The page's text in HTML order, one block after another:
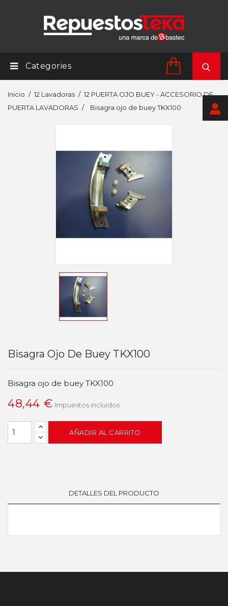
Categories
Inicio 12 Lavadoras
12 PUERTA OJO BUEY - ACCESORIO DE
PUERTA LAVADORAS
Bisagra ojo de buey TKX100
Bisagra Ojo De Buey TKX100
Bisagra ojo de buey TKX100
48,44 € Impuestos incluidos
AÑADIR AL CARRITO
DETALLES DEL PRODUCTO